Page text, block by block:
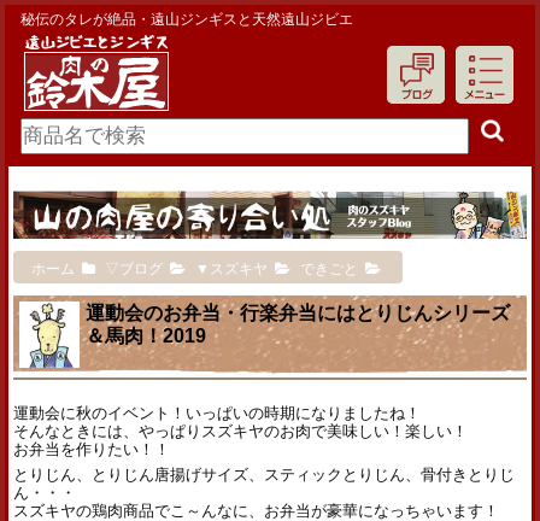
秘伝のタレが絶品・遠山ジンギスと天然遠山ジビエ
ホーム ▽ブログ ▼スズキヤ できごと
運動会のお弁当・行楽弁当にはとりじんシリーズ
＆馬肉！2019
運動会に秋のイベント！いっぱいの時期になりましたね！
そんなときには、やっぱりスズキヤのお肉で美味しい！楽しい！
お弁当を作りたい！！
とりじん、とりじん唐揚げサイズ、スティックとりじん、骨付きとりじ
ん・・・
スズキヤの鶏肉商品でこ～んなに、お弁当が豪華になっちゃいます！